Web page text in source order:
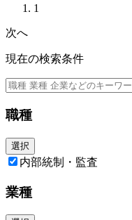
1
次へ
現在の検索条件
職種
選択
内部統制・監査
業種